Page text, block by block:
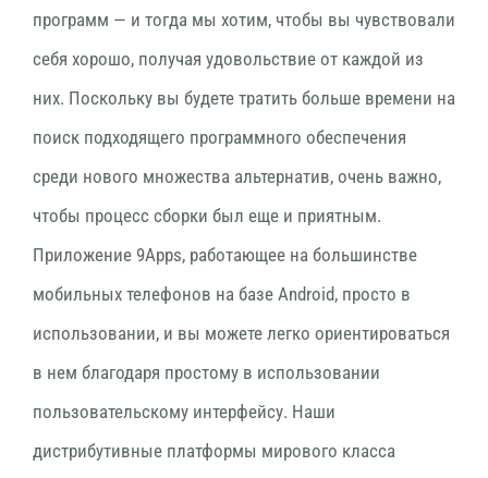
программ — и тогда мы хотим, чтобы вы чувствовали
себя хорошо, получая удовольствие от каждой из
них. Поскольку вы будете тратить больше времени на
поиск подходящего программного обеспечения
среди нового множества альтернатив, очень важно,
чтобы процесс сборки был еще и приятным.
Приложение 9Apps, работающее на большинстве
мобильных телефонов на базе Android, просто в
использовании, и вы можете легко ориентироваться
в нем благодаря простому в использовании
пользовательскому интерфейсу. Наши
дистрибутивные платформы мирового класса